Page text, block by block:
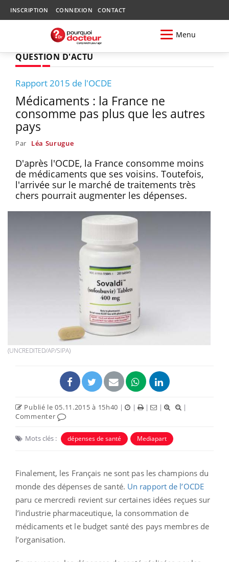
INSCRIPTION CONNEXION CONTACT
Menu
QUESTION D'ACTU
Rapport 2015 de l'OCDE
Médicaments : la France ne
consomme pas plus que les autres
pays
Par Léa Surugue
D'après l'OCDE, la France consomme moins
de médicaments que ses voisins. Toutefois,
l'arrivée sur le marché de traitements très
chers pourrait augmenter les dépenses.
(UNCREDITED/AP/SIPA)
Publié le 05.11.2015 à 15h40 | | | |
|
Commenter
Mots clés : dépenses de santé Mediapart
Finalement, les Français ne sont pas les champions du
monde des dépenses de santé. Un rapport de l’OCDE
paru ce mercredi revient sur certaines idées reçues sur
l’industrie pharmaceutique, la consommation de
médicaments et le budget santé des pays membres de
l’organisation.